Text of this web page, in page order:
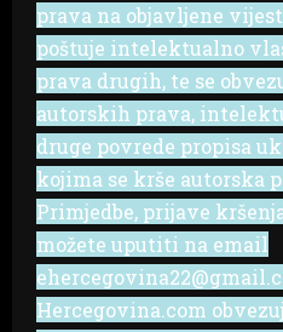
prava na objavljene
poštuje intelektualno
prava drugih, te se
autorskih prava,
druge povrede propisa
kojima se krše autorska
Primjedbe, prijave
možete uputiti na email
Hercegovina.com